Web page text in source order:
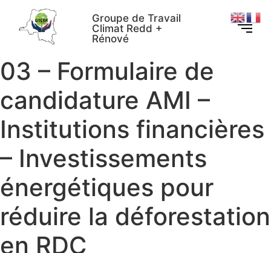
Groupe de Travail
Climat Redd +
Rénové
03 – Formulaire de
candidature AMI –
Institutions financières
– Investissements
énergétiques pour
réduire la déforestation
en RDC